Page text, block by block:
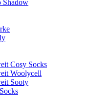
Shadow
Cosy Socks
Woolycell
Sooty